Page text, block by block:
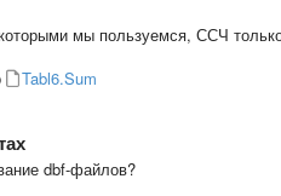
мы пользуемся, ССЧ
Tabl6.Sum
dbf-файлов?